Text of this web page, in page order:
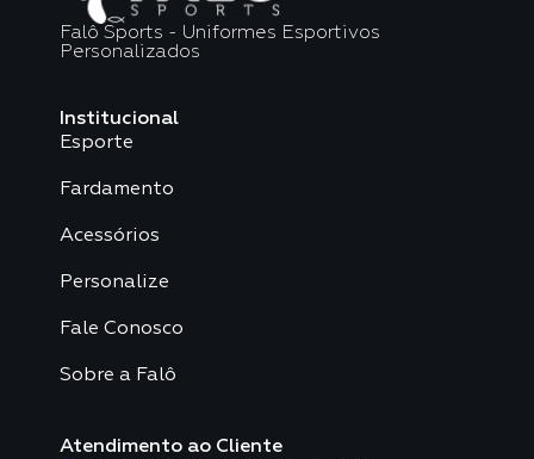
Falô Sports - Uniformes Esportivos
Personalizados
Institucional
Esporte
Fardamento
Acessórios
Personalize
Fale Conosco
Sobre a Falô
Atendimento ao Cliente